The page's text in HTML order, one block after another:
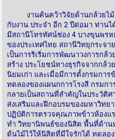
งานค้นคว้าวิจัยด้านกล้วยไม้
กับงาน ประจำ อีก 2 ปีต่อมา ท่าน
มีสถานีโทรทัศน์ช่อง 4 บางขุนพร
ของประเทศไทย สถานีวิทยุกระจา
เป็นการริเริ่มการพัฒนาวงการกล้
สร้าง ประโยชน์ทางธุรกิจจากกล้
นิยมเก่า และเมื่อมีการตั้งกรมการ
ทดลองของแผนกการโรงสี กรมก
กลายเป็นสถานที่สำคัญในประวัติศ
ส่งเสริมและฝึกอบรมของมหาวิทย
ปฏิบัติการตรวจคุณภาพข้าวห้องแ
ทำ วิทยานิพนธ์ของนิสิต พื้นที่ด้าน
ต้นไม้ไว้ให้นิสิตที่มีใจรักได้ ทดลอ